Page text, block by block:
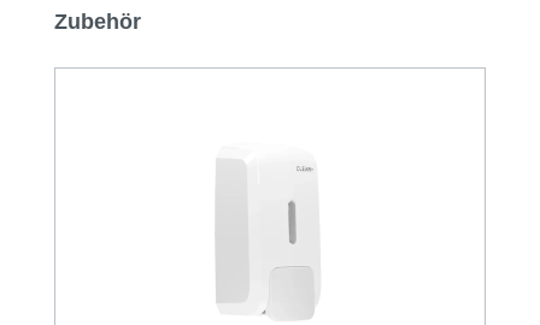
Produktgalerie überspringen
Zubehör